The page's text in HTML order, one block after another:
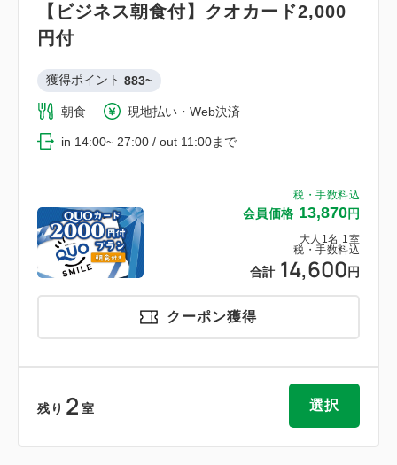
税・手数料込
会員価格 13,870円
大人 1 名 1 室
税・手数料込
合計 14,600 円
【ビジネス朝食付】クオカード2,000
円付
獲得ポイント 883~
朝食 現地払い・Web決済
in 14:00~ 27:00 / out 11:00まで
クーポン獲得
残り 2 室 選択